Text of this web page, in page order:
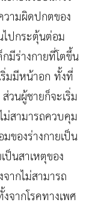
วามผิดปกตของ
ไปกระตุ้นต่อม
มีร่างกายที่โตขึ้น
มมีหน้าอก ทั้งที่
วนผู้ชายก็จะเริ่ม
สามารถควบคุม
ของร่างกายเป็น
นสาเหตุของ
ากไม่สามารถ
ากโรคทางเพศ